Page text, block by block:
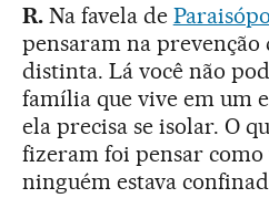
R.Na favela de
pensaram na prevenção
distinta. Lá você não
família que vive em um
ela precisa se isolar. O
fizeram foi pensar como
ninguém estava